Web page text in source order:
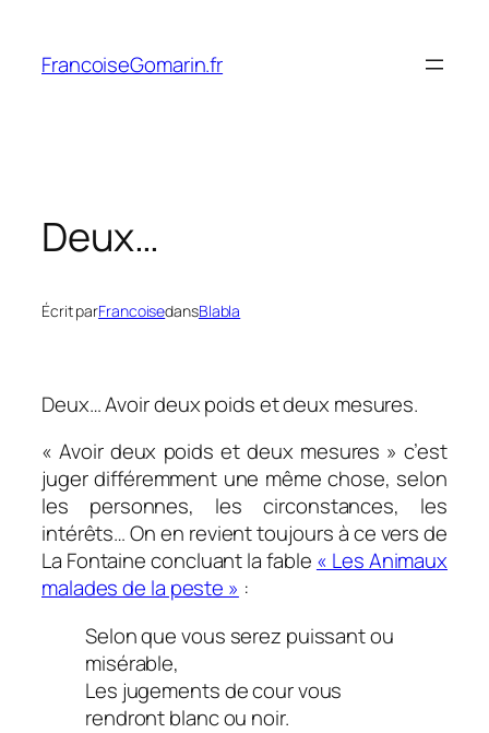
contenu
FrancoiseGomarin.fr
Deux…
Écrit parFrancoisedansBlabla
Deux… Avoir deux poids et deux mesures.
« Avoir deux poids et deux mesures » c’est
juger différemment une même chose, selon
les personnes, les circonstances, les
intérêts… On en revient toujours à ce vers de
La Fontaine concluant la fable « Les Animaux
malades de la peste » :
Selon que vous serez puissant ou
misérable,
Les jugements de cour vous
rendront blanc ou noir.